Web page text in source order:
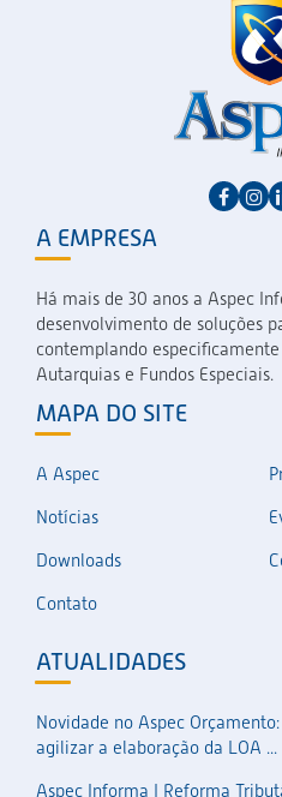
A EMPRESA
Há mais de 30 anos a Aspec
desenvolvimento de soluções
contemplando
Autarquias e Fundos Especiais.
MAPA DO SITE
A Aspec
Notícias
Downloads
Contato
ATUALIDADES
Novidade no Aspec
agilizar a elaboração da LOA ...
Aspec Informa | Reforma